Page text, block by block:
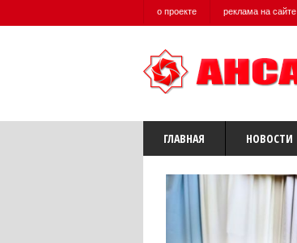
о проекте реклама на сайте
ГЛАВНАЯ НОВОСТИ